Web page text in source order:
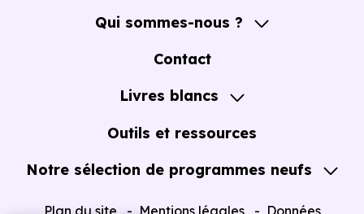
Qui sommes-nous ?
A propos
Contact
Livres blancs
Guide de l'Achat immobilier neuf en VEFA
Outils et ressources
Notre sélection de programmes neufs
Plan du site
Mentions légales Données